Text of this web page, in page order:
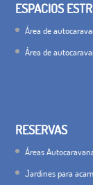
ESPACIOS
Área de
Área de
RESERVAS
Áreas
Jardines para